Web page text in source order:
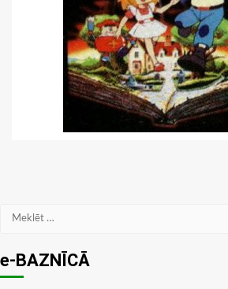
Meklēt:
e-BAZNĪCĀ